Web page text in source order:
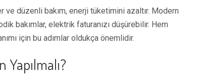
ve düzenli bakım, enerji tüketimini azaltır. Modern
bakımlar, elektrik faturanızı düşürebilir. Hem
için bu adımlar oldukça önemlidir.